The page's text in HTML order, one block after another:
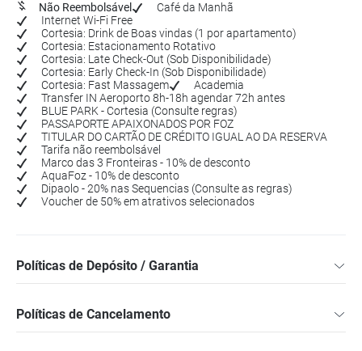
Não Reembolsável
Café da Manhã
Internet Wi-Fi Free
Cortesia: Drink de Boas vindas (1 por apartamento)
Cortesia: Estacionamento Rotativo
Cortesia: Late Check-Out (Sob Disponibilidade)
Cortesia: Early Check-In (Sob Disponibilidade)
Cortesia: Fast Massagem
Academia
Transfer IN Aeroporto 8h-18h agendar 72h antes
BLUE PARK - Cortesia (Consulte regras)
PASSAPORTE APAIXONADOS POR FOZ
TITULAR DO CARTÃO DE CRÉDITO IGUAL AO DA RESERVA
Tarifa não reembolsável
Marco das 3 Fronteiras - 10% de desconto
AquaFoz - 10% de desconto
Dipaolo - 20% nas Sequencias (Consulte as regras)
Voucher de 50% em atrativos selecionados
Políticas de Depósito / Garantia
Políticas de Cancelamento